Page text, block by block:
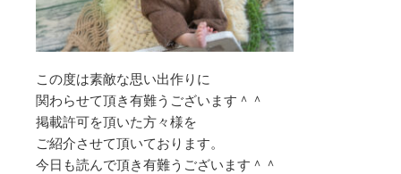
この度は素敵な思い出作りに
関わらせて頂き有難うございます＾＾
掲載許可を頂いた方々様を
ご紹介させて頂いております。
今日も読んで頂き有難うございます＾＾